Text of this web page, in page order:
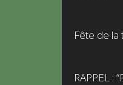
Fête de la
RAPPEL :